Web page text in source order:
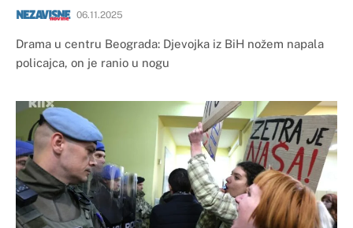
06.11.2025
Drama u centru Beograda: Djevojka iz BiH nožem napala
policajca, on je ranio u nogu